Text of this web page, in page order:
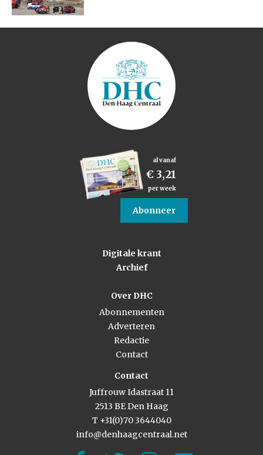
al vanaf
€ 3,21
per week
Abonneer
Digitale krant
Archief
Over DHC
Abonnementen
Adverteren
Redactie
Contact
Contact
Juffrouw Idastraat 11
2513 BE Den Haag
T +31(0)70 3644040
info@denhaagcentraal.net